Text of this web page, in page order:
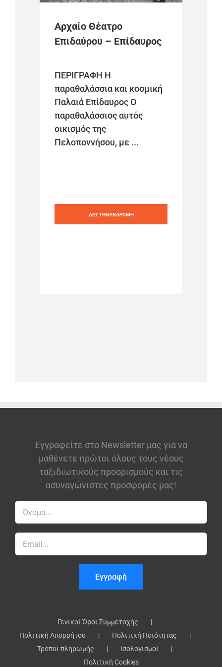
Αρχαίο Θέατρο
Επιδαύρου – Επίδαυρος
ΠΕΡΙΓΡΑΦΗ Η
παραθαλάσσια και κοσμική
Παλαιά Επίδαυρος Ο
παραθαλάσσιος αυτός
οικισμός της
Πελοποννήσου, με ...
ΔΕΣ ΤΗΝ ΕΚΔΡΟΜΗ
Εγγραφείτε στο Newsletter μας για να
μαθένετε πρώτοι όλους τους νέους
ταξιδιωτικούς προορισμούς και τις
ασυναγώνιστες προσφορές μας!
Γενικοί Όροι Συμμετοχής
Πολιτική Απορρήτου
Πολιτική Ποιότητας
Τρόποι πληρωμής
Ισολογισμοί
Πολιτική Cookies